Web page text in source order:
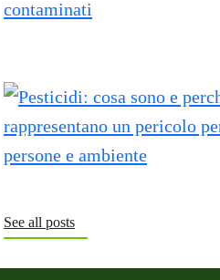
See all posts